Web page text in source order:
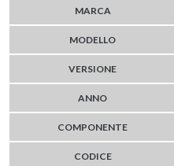
MARCA
MODELLO
VERSIONE
ANNO
COMPONENTE
CODICE